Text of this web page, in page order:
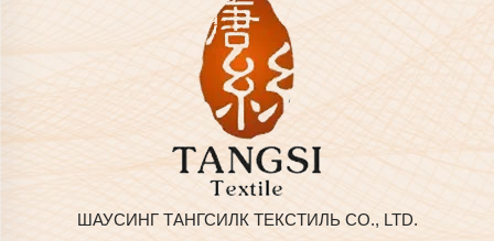
ШАУСИНГ ТАНГСИЛК ТЕКСТИЛЬ СО., LTD.